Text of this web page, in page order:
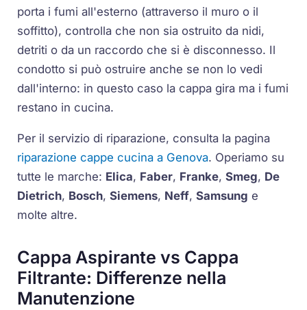
porta i fumi all'esterno (attraverso il muro o il
soffitto), controlla che non sia ostruito da nidi,
detriti o da un raccordo che si è disconnesso. Il
condotto si può ostruire anche se non lo vedi
dall'interno: in questo caso la cappa gira ma i fumi
restano in cucina.
Per il servizio di riparazione, consulta la pagina
riparazione cappe cucina a Genova. Operiamo su
tutte le marche: Elica, Faber, Franke,Smeg, De
Dietrich, Bosch,Siemens, Neff,Samsung e
molte altre.
Cappa Aspirante vs Cappa
Filtrante: Differenze nella
Manutenzione